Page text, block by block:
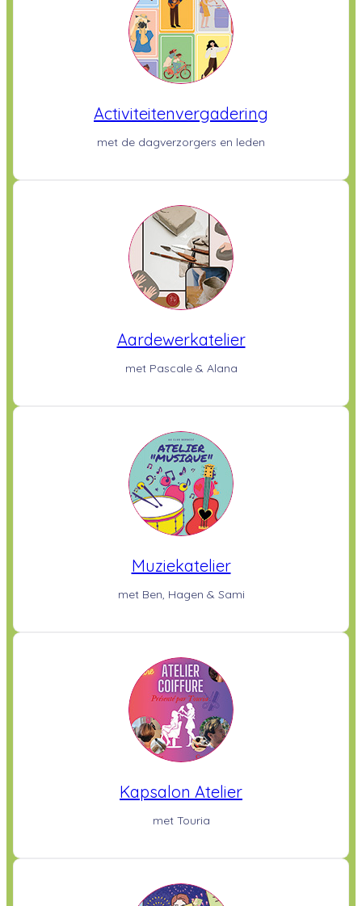
Activiteitenvergadering
met de dagverzorgers en leden
Aardewerkatelier
met Pascale & Alana
Muziekatelier
met Ben, Hagen & Sami
Kapsalon Atelier
met Touria